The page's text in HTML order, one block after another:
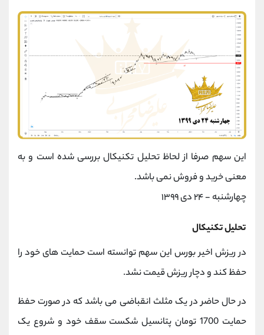
این سهم صرفا از لحاظ تحلیل تکنیکال بررسی شده است و به
معنی خرید و فروش نمی باشد.
چهارشنبه - ۲۴ دی ۱۳۹۹
تحلیل تکنیکال
در ریزش اخیر بورس این سهم توانسته است حمایت های خود را
حفظ کند و دچار ریزش قیمت نشد.
در حال حاضر در یک مثلث انقباضی می باشد که در صورت حفظ
حمایت 1700 تومان پتانسیل شکست سقف خود و شروع یک